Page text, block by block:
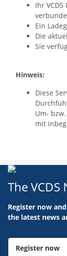
Ihr
Ein
Die
Sie
Hinweis:
Diese
Um-
mit
The
Register now
the latest news
Register now